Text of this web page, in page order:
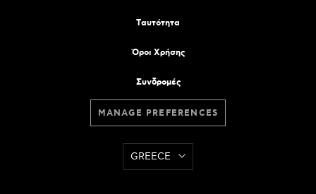
Tαυτότητα
Όροι Χρήσης
Συνδρομές
MANAGE PREFERENCES
GREECE